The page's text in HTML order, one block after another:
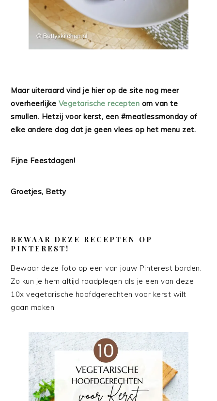
Maar uiteraard vind je hier op de site nog meer
overheerlijke Vegetarische recepten om van te
smullen. Hetzij voor kerst, een #meatlessmonday of
elke andere dag dat je geen vlees op het menu zet.
Fijne Feestdagen!
Groetjes, Betty
BEWAAR DEZE RECEPTEN OP
PINTEREST!
Bewaar deze foto op een van jouw Pinterest borden.
Zo kun je hem altijd raadplegen als je een van deze
10x vegetarische hoofdgerechten voor kerst wilt
gaan maken!